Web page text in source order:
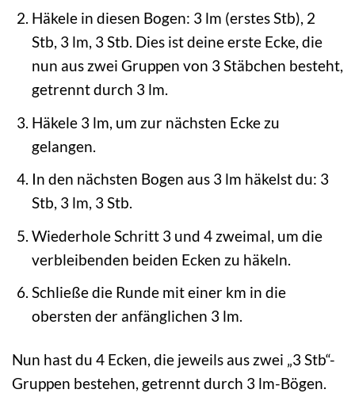
Häkele in diesen Bogen: 3 lm (erstes Stb), 2
Stb, 3 lm, 3 Stb. Dies ist deine erste Ecke, die
nun aus zwei Gruppen von 3 Stäbchen besteht,
getrennt durch 3 lm.
Häkele 3 lm, um zur nächsten Ecke zu
gelangen.
In den nächsten Bogen aus 3 lm häkelst du: 3
Stb, 3 lm, 3 Stb.
Wiederhole Schritt 3 und 4 zweimal, um die
verbleibenden beiden Ecken zu häkeln.
Schließe die Runde mit einer km in die
obersten der anfänglichen 3 lm.
Nun hast du 4 Ecken, die jeweils aus zwei „3 Stb“-
Gruppen bestehen, getrennt durch 3 lm-Bögen.